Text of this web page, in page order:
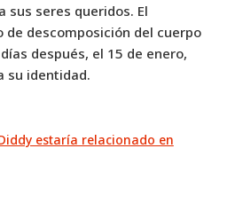
sus seres queridos. El
de descomposición del cuerpo
después, el 15 de enero,
su identidad.
estaría relacionado en